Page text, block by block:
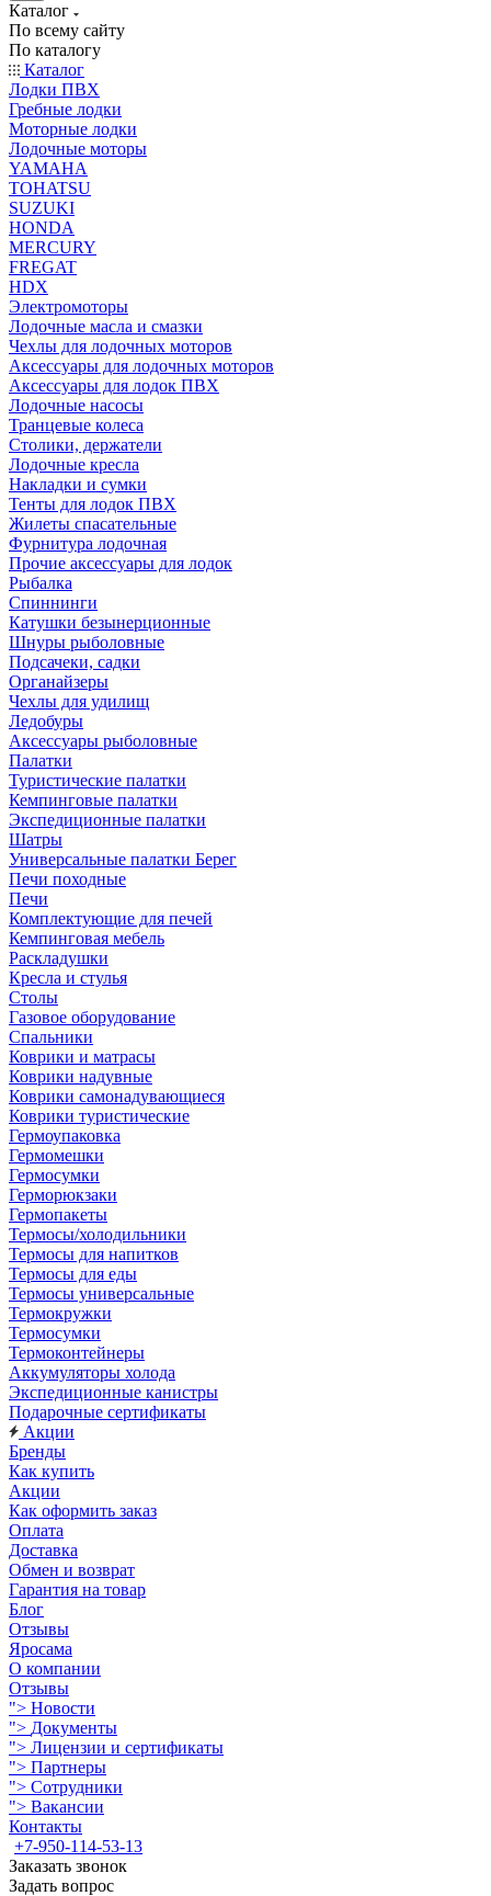
Каталог
По всему сайту
По каталогу
Каталог
Лодки ПВХ
Гребные лодки
Моторные лодки
Лодочные моторы
YAMAHA
TOHATSU
SUZUKI
HONDA
MERCURY
FREGAT
HDX
Электромоторы
Лодочные масла и смазки
Чехлы для лодочных моторов
Аксессуары для лодочных моторов
Аксессуары для лодок ПВХ
Лодочные насосы
Транцевые колеса
Столики, держатели
Лодочные кресла
Накладки и сумки
Тенты для лодок ПВХ
Жилеты спасательные
Фурнитура лодочная
Прочие аксессуары для лодок
Рыбалка
Спиннинги
Катушки безынерционные
Шнуры рыболовные
Подсачеки, садки
Органайзеры
Чехлы для удилищ
Ледобуры
Аксессуары рыболовные
Палатки
Туристические палатки
Кемпинговые палатки
Экспедиционные палатки
Шатры
Универсальные палатки Берег
Печи походные
Печи
Комплектующие для печей
Кемпинговая мебель
Раскладушки
Кресла и стулья
Столы
Газовое оборудование
Спальники
Коврики и матрасы
Коврики надувные
Коврики самонадувающиеся
Коврики туристические
Гермоупаковка
Гермомешки
Гермосумки
Герморюкзаки
Гермопакеты
Термосы/холодильники
Термосы для напитков
Термосы для еды
Термосы универсальные
Термокружки
Термосумки
Термоконтейнеры
Аккумуляторы холода
Экспедиционные канистры
Подарочные сертификаты
Акции
Бренды
Как купить
Акции
Как оформить заказ
Оплата
Доставка
Обмен и возврат
Гарантия на товар
Блог
Отзывы
Яросама
О компании
Отзывы
"> Новости
"> Документы
"> Лицензии и сертификаты
"> Партнеры
"> Сотрудники
"> Вакансии
Контакты
+7-950-114-53-13
Заказать звонок
Задать вопрос